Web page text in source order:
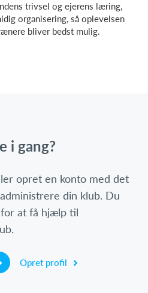
trivsel og ejerens læring,
organisering, så oplevelsen
bliver bedst mulig.
i gang?
opret en konto med det
din klub. Du
for at få hjælp til
Opret profil